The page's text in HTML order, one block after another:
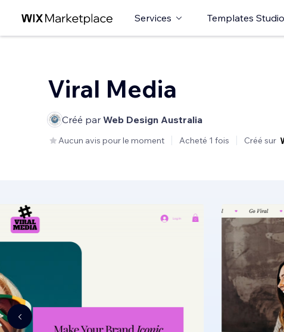
Services Templates Studio
Viral Media
Créé par Web Design Australia
Aucun avis pour le moment Acheté 1 fois Créé sur